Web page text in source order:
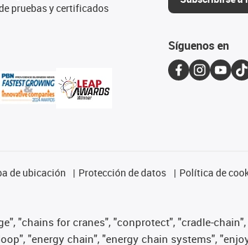
pruebas y certificados
Síguenos en
de ubicación Protección de datos Política de
"chains for cranes", "conprotect", "cradle-
"energy chain", "energy chain systems",